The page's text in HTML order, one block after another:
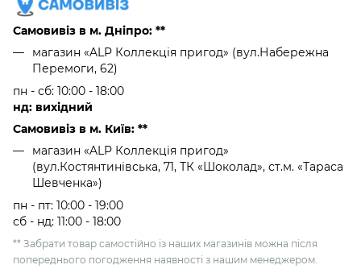
Самовивіз в м. Дніпро: **
магазин «ALP Коллекція пригод» (вул.Набережна
Перемоги, 62)
пн - сб: 10:00 - 18:00
нд: вихідний
Самовивіз в м. Київ: **
магазин «ALP Коллекція пригод»
(вул.Костянтинівська, 71, ТК «Шоколад», ст.м. «Тараса
Шевченка»)
пн - пт: 10:00 - 19:00
сб - нд: 11:00 - 18:00
** Забрати товар самостійно із наших магазинів можна після
попереднього погодження наявності з нашим менеджером.